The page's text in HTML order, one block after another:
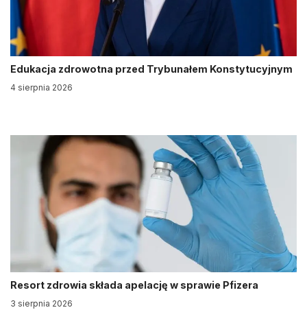
Edukacja zdrowotna przed Trybunałem Konstytucyjnym
4 sierpnia 2026
Resort zdrowia składa apelację w sprawie Pfizera
3 sierpnia 2026